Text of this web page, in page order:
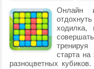
Онлайн
ходилка,
старта на
разноцветных